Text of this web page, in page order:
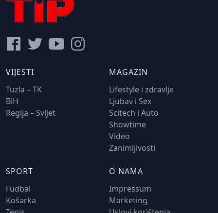
VIJESTI
Tuzla – TK
BiH
Regija – Svijet
MAGAZIN
Lifestyle i zdravlje
Ljubav i Sex
Scitech i Auto
Showtime
Video
Zanimljivosti
SPORT
Fudbal
Košarka
O NAMA
Impressum
Marketing